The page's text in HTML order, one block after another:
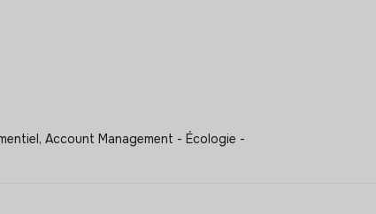
Account Management - Écologie -